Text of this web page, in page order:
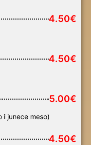
4.50€
4.50€
5.00€
i junece meso)
4.50€